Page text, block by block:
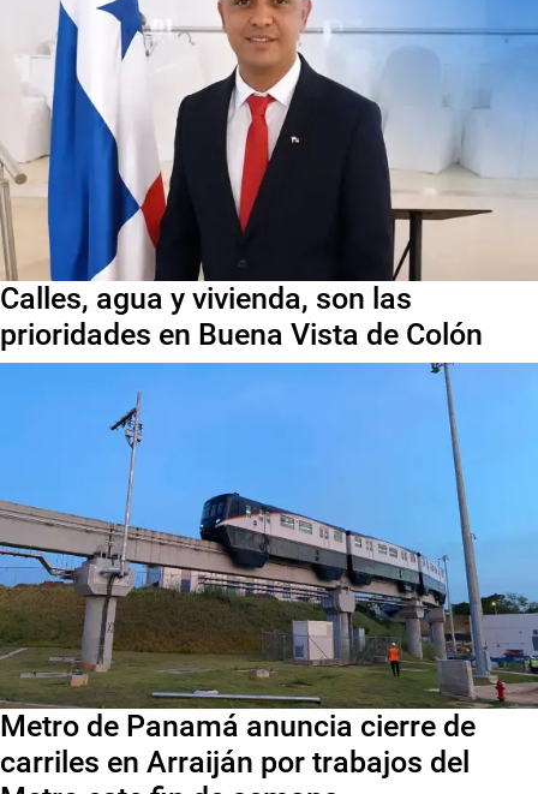
Calles, agua y vivienda, son las
prioridades en Buena Vista de Colón
Metro de Panamá anuncia cierre de
carriles en Arraiján por trabajos del